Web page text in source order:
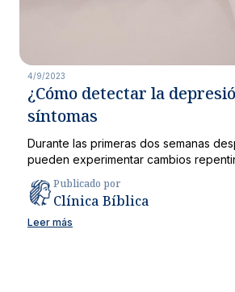
4/9/2023
¿Cómo detectar la
síntomas
Durante las primeras dos semanas
pueden experimentar cambios
Publicado por
Clínica Bíblica
Leer más